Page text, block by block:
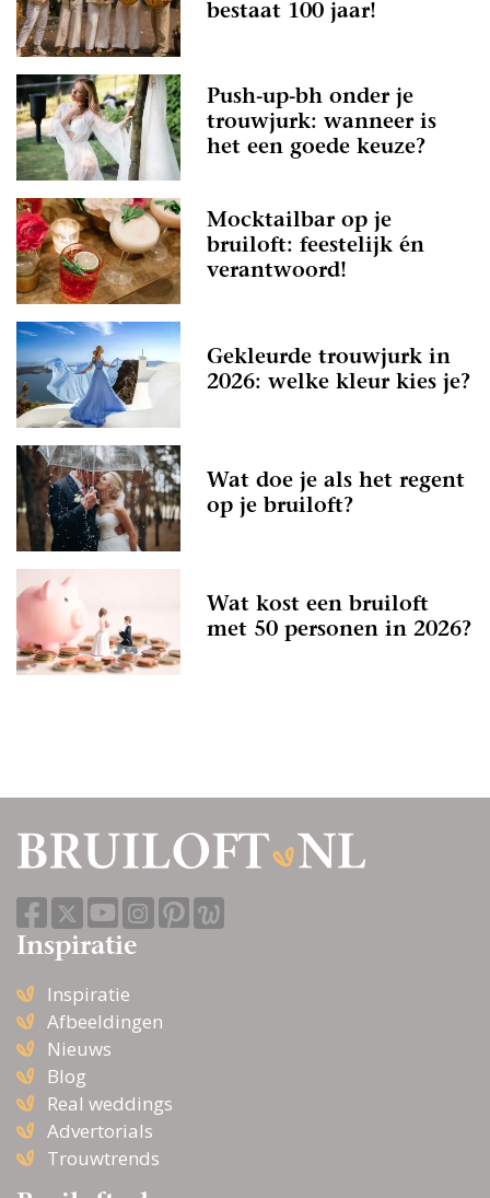
bestaat 100 jaar!
Push-up-bh onder je
trouwjurk: wanneer is
het een goede keuze?
Mocktailbar op je
bruiloft: feestelijk én
verantwoord!
Gekleurde trouwjurk in
2026: welke kleur kies je?
Wat doe je als het regent
op je bruiloft?
Wat kost een bruiloft
met 50 personen in 2026?
Inspiratie
Inspiratie
Afbeeldingen
Nieuws
Blog
Real weddings
Advertorials
Trouwtrends